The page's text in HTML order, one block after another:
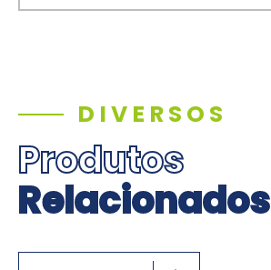
DIVERSOS
Produtos
Relacionados